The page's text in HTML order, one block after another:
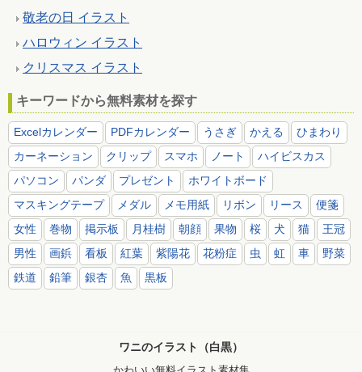
敬老の日 イラスト
ハロウィン イラスト
クリスマス イラスト
キーワードから無料素材を探す
Excelカレンダー PDFカレンダー うさぎ かえる
ひまわり
カーネーション
クリップ スマホ ノート
ハイビスカス
パソコン
パンダ プレゼント
ホワイトボード
マスキングテープ
メダル メモ用紙 リボン リース
便箋
女性
巻物 掲示板 月桂樹 朝顔 果物 桜 犬 猫
王冠
男性
画鋲 看板 紅葉 紫陽花 花粉症 虫 虹 車
野菜
鉄道
鉛筆 銀杏 魚 黒板
ワニのイラスト（白黒）